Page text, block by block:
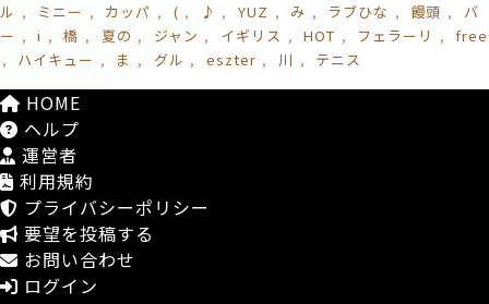
ル
ミニー カッパ ( ♪ YUZ み ラブひな 饅頭
バ
ー
i 橋 夏の ジャン イギリス HOT フェラーリ
free
ハイキュー
ま グル eszter 川 テニス
HOME
ヘルプ
運営者
利用規約
プライバシーポリシー
要望を投稿する
お問い合わせ
ログイン